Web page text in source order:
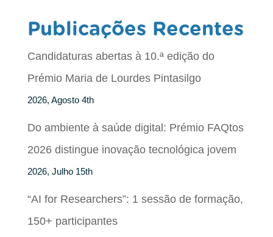
Publicações Recentes
Candidaturas abertas à 10.ª edição do
Prémio Maria de Lourdes Pintasilgo
2026, Agosto 4th
Do ambiente à saúde digital: Prémio FAQtos
2026 distingue inovação tecnológica jovem
2026, Julho 15th
“AI for Researchers”: 1 sessão de formação,
150+ participantes